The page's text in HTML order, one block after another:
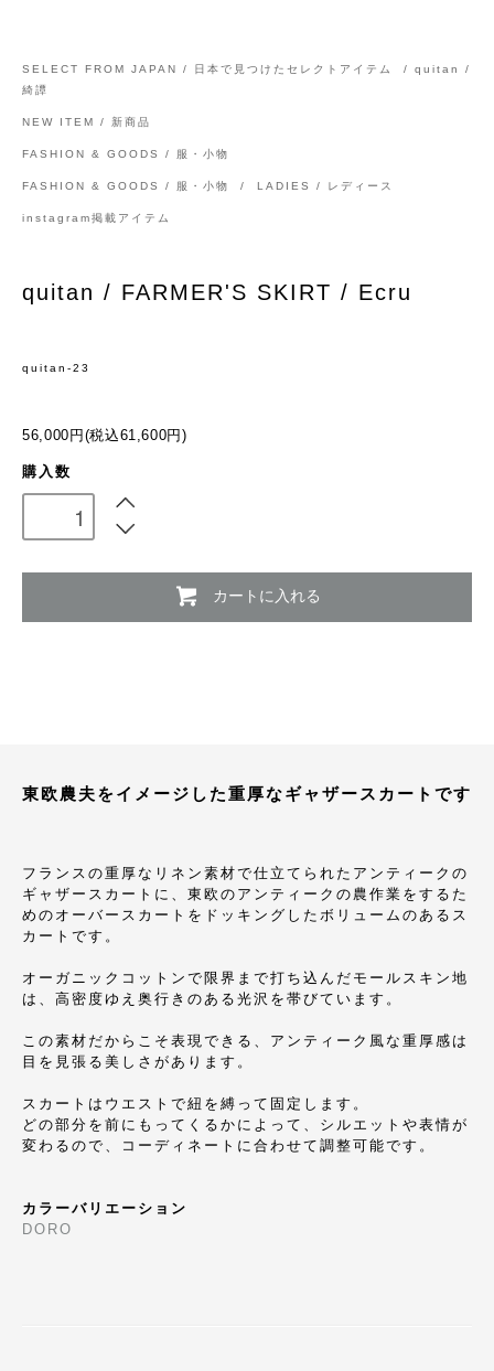
SELECT FROM JAPAN / 日本で見つけたセレクトアイテム /
quitan /
綺譚
NEW ITEM / 新商品
FASHION & GOODS / 服・小物
FASHION & GOODS / 服・小物 / LADIES / レディース
instagram掲載アイテム
quitan / FARMER'S SKIRT / Ecru
quitan-23
56,000円(税込61,600円)
購入数
カートに入れる
東欧農夫をイメージした重厚なギャザースカートです
フランスの重厚なリネン素材で仕立てられたアンティークの
ギャザースカートに、東欧のアンティークの農作業をするた
めのオーバースカートをドッキングしたボリュームのあるス
カートです。
オーガニックコットンで限界まで打ち込んだモールスキン地
は、高密度ゆえ奥行きのある光沢を帯びています。
この素材だからこそ表現できる、アンティーク風な重厚感は
目を見張る美しさがあります。
スカートはウエストで紐を縛って固定します。
どの部分を前にもってくるかによって、シルエットや表情が
変わるので、コーディネートに合わせて調整可能です。
カラーバリエーション
DORO